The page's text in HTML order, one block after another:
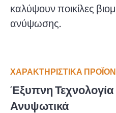
καλύψουν ποικίλες
ανύψωσης.
ΧΑΡΑΚΤΗΡΙΣΤΙΚΑ
Έξυπνη
Ανυψωτικά